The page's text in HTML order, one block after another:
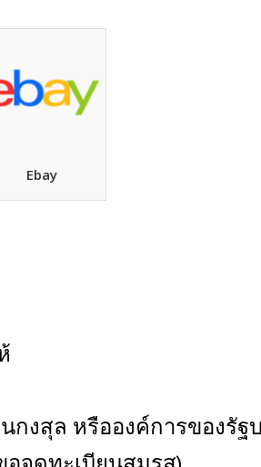
Ebay
งสุล หรือองค์การของรัฐ